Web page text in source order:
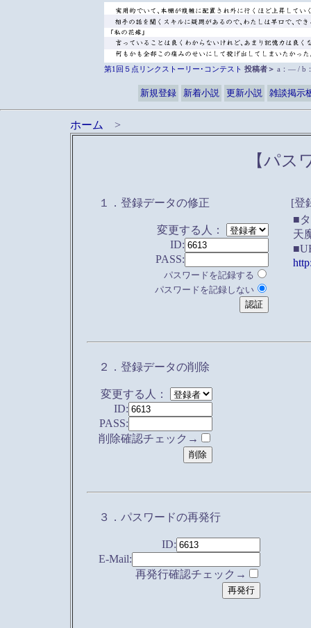
第1回５点リンクストーリー･コンテスト 投稿者＞ a：― / b
新規登録 新着小説 更新小説 雑談掲示
ホーム >
【パス
１．登録データの修正
変更する人：
ID:
PASS:
パスワードを記録する
パスワードを記録しない
[登
■
天
２．登録データの削除
変更する人：
ID:
PASS:
削除確認チェック→
３．パスワードの再発行
ID:
E-Mail:
再発行確認チェック→